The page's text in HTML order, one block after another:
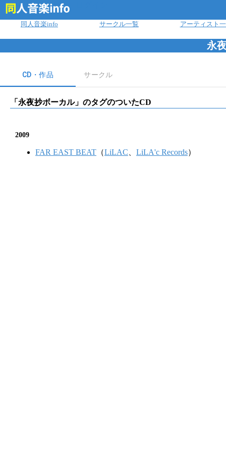
同人音楽info サークル一覧 アーティスト
永
CD・作品 サークル
「 永夜抄ボーカル」のタグのついたCD
2009
FAR EAST BEAT （LiLAC LiLA'c Records）